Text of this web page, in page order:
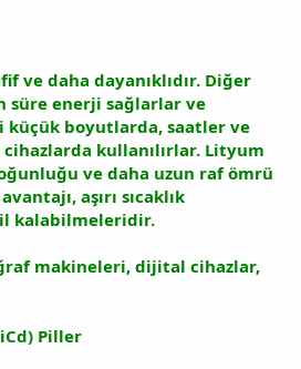
ve daha dayanıklıdır. Diğer
süre enerji sağlarlar ve
küçük boyutlarda, saatler ve
kullanılırlar. Lityum
ve daha uzun raf ömrü
aşırı sıcaklık
kalabilmeleridir.
makineleri, dijital cihazlar,
Piller